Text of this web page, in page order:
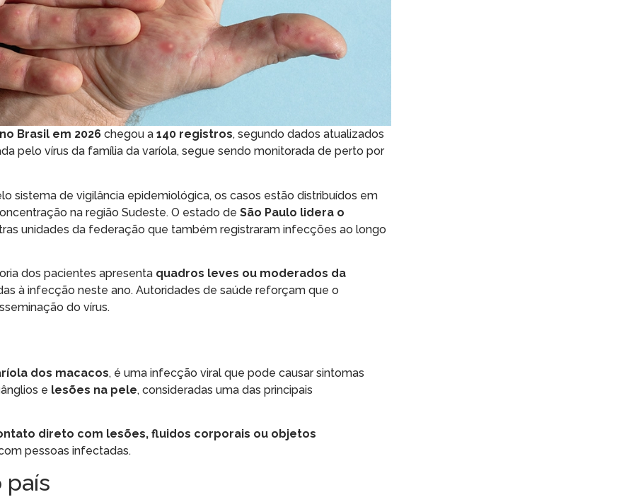
Brasil em 2026 chegou a 140 registros, segundo dados atualizados
pelo vírus da família da varíola, segue sendo monitorada de perto por
sistema de vigilância epidemiológica, os casos estão distribuídos em
na região Sudeste. O estado de São Paulo lidera o
unidades da federação que também registraram infecções ao longo
dos pacientes apresenta quadros leves ou moderados da
à infecção neste ano. Autoridades de saúde reforçam que o
do vírus.
dos macacos, é uma infecção viral que pode causar sintomas
e lesões na pele, consideradas uma das principais
direto com lesões, fluidos corporais ou objetos
pessoas infectadas.
país